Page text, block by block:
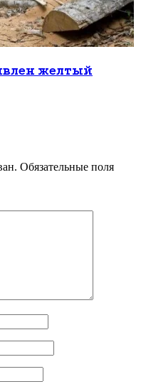
желтый
Обязательные поля